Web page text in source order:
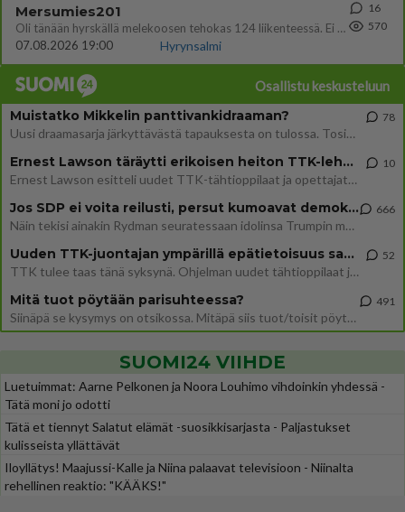
Mersumies201
Oli tänään hyrskällä melekoosen tehokas 124 liikenteessä. Ei paljon vastamäki haitannu....
07.08.2026 19:00
Hyrynsalmi
16
570
Osallistu keskusteluun
Muistatko Mikkelin panttivankidraaman?
Uusi draamasarja järkyttävästä tapauksesta on tulossa. Tositapahtumiin perustuva sarja ammentaa vuoden 1986 Mikkelin pan
78
Ernest Lawson täräytti erikoisen heiton TTK-lehdistötilaisuudessa: " Onko tässä tarkoituksena...?"
Ernest Lawson esitteli uudet TTK-tähtioppilaat ja opettajat torstaina 6.8. lehdistölle. Tulevalla kaudella on yksi hausk
10
Jos SDP ei voita reilusti, persut kumoavat demokratian Suomesta
Näin tekisi ainakin Rydman seuratessaan idolinsa Trumpin mallia https://www.is.fi/politiikka/art-2000012187244.html
666
Uuden TTK-juontajan ympärillä epätietoisuus sakenee - Nyt MTV hämmentää soppaa
TTK tulee taas tänä syksynä. Ohjelman uudet tähtioppilaat julkistetaan torstaina 6. elokuuta klo 14 alkavassa lehdistö
52
Mitä tuot pöytään parisuhteessa?
Siinäpä se kysymys on otsikossa. Mitäpä siis tuot/toisit pöytään parisuhteessa? Oletko mies vai nainen? Koetko sen mitä
491
SUOMI24 VIIHDE
Luetuimmat: Aarne Pelkonen ja Noora Louhimo vihdoinkin yhdessä -
Tätä moni jo odotti
Tätä et tiennyt Salatut elämät -suosikkisarjasta - Paljastukset
kulisseista yllättävät
Iloyllätys! Maajussi-Kalle ja Niina palaavat televisioon - Niinalta
rehellinen reaktio: "KÄÄKS!"